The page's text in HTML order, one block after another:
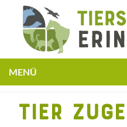
MENÜ
ÜBER UNS
TIER